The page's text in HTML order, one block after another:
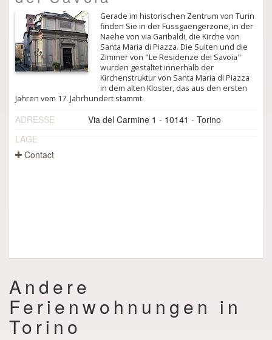
Gerade im historischen Zentrum von Turin
finden Sie in der Fussgaengerzone, in der
Naehe von via Garibaldi, die Kirche von
Santa Maria di Piazza. Die Suiten und die
Zimmer von "Le Residenze dei Savoia"
wurden gestaltet innerhalb der
Kirchenstruktur von Santa Maria di Piazza
in dem alten Kloster, das aus den ersten
Jahren vom 17. Jahrhundert stammt.
ADRESSE
Via del Carmine 1 - 10141 - Torino
LAGE
Contact
Andere
Ferienwohnungen in
Torino